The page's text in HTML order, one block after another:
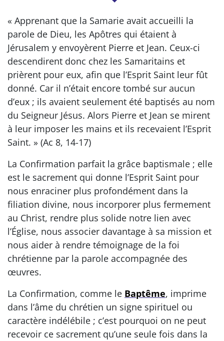
« Apprenant que la Samarie avait accueilli la
parole de Dieu, les Apôtres qui étaient à
Jérusalem y envoyèrent Pierre et Jean. Ceux-ci
descendirent donc chez les Samaritains et
prièrent pour eux, afin que l’Esprit Saint leur fût
donné. Car il n’était encore tombé sur aucun
d’eux ; ils avaient seulement été baptisés au nom
du Seigneur Jésus. Alors Pierre et Jean se mirent
à leur imposer les mains et ils recevaient l’Esprit
Saint. » (Ac 8, 14-17)
La Confirmation parfait la grâce baptismale ; elle
est le sacrement qui donne l’Esprit Saint pour
nous enraciner plus profondément dans la
filiation divine, nous incorporer plus fermement
au Christ, rendre plus solide notre lien avec
l’Église, nous associer davantage à sa mission et
nous aider à rendre témoignage de la foi
chrétienne par la parole accompagnée des
œuvres.
La Confirmation, comme le Baptême, imprime
dans l’âme du chrétien un signe spirituel ou
caractère indélébile ; c’est pourquoi on ne peut
recevoir ce sacrement qu’une seule fois dans la